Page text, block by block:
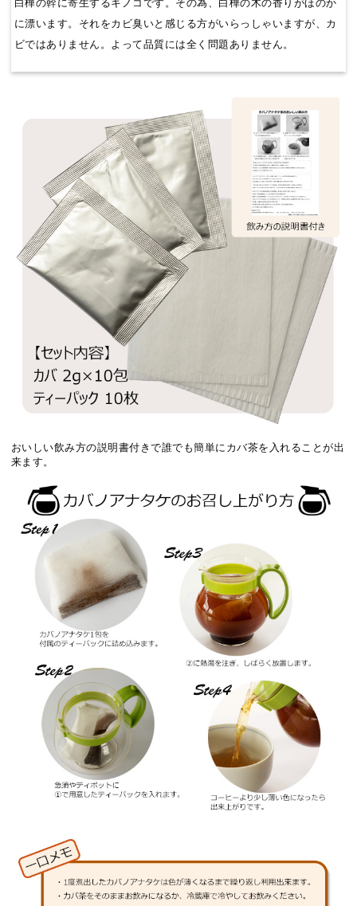
白樺の幹に寄生するキノコです。その為、白樺の木の香りがほのか
に漂います。それをカビ臭いと感じる方がいらっしゃいますが、カ
ビではありません。よって品質には全く問題ありません。
おいしい飲み方の説明書付きで誰でも簡単にカバ茶を入れることが出
来ます。